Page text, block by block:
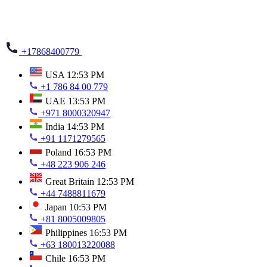
+17868400779
USA 12:53 PM
+1 786 84 00 779
UAE 13:53 PM
+971 8000320947
India 14:53 PM
+91 1171279565
Poland 16:53 PM
+48 223 906 246
Great Britain 12:53 PM
+44 7488811679
Japan 10:53 PM
+81 8005009805
Philippines 16:53 PM
+63 180013220088
Chile 16:53 PM